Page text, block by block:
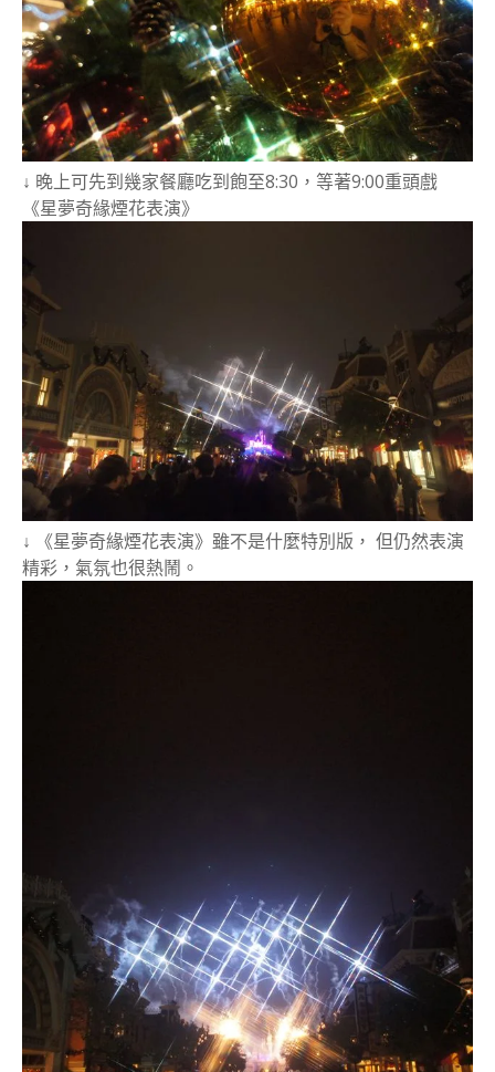
↓ 晚上可先到幾家餐廳吃到飽至8:30，等著9:00重頭戲
《星夢奇緣煙花表演》
↓ 《星夢奇緣煙花表演》雖不是什麼特別版， 但仍然表演
精彩，氣氛也很熱鬧。